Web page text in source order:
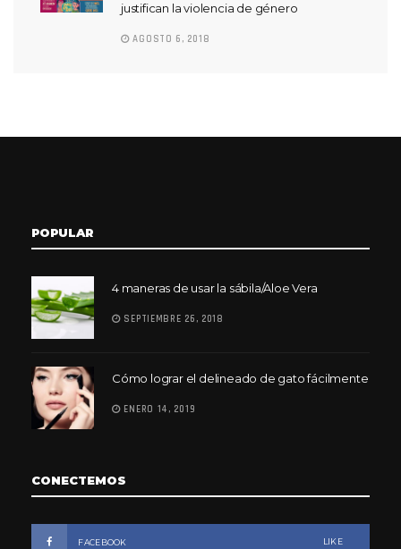
justifican la violencia de género
AGOSTO 6, 2018
POPULAR
4 maneras de usar la sábila/Aloe Vera
SEPTIEMBRE 26, 2018
Cómo lograr el delineado de gato fácilmente
ENERO 14, 2019
CONECTEMOS
FACEBOOK LIKE